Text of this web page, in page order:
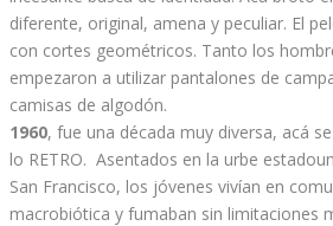
diferente, original, amena y peculiar. El
con cortes geométricos. Tanto los
empezaron a utilizar pantalones de
camisas de algodón.
1960, fue una década muy diversa, acá
lo RETRO. Asentados en la urbe
San Francisco, los jóvenes vivían en
macrobiótica y fumaban sin limitaciones